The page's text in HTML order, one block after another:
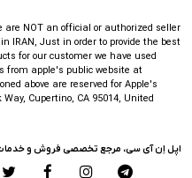
are NOT an official or authorized seller
IRAN, Just in order to provide the best
for our customer we have used
from apple's public website at
above are reserved for Apple's
Cupertino, CA 95014, United
اپل اِن آی سی، مرجع تخصصی فروش و